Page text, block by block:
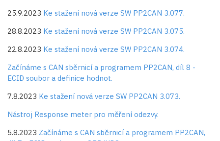
25.9.2023 Ke stažení nová verze SW PP2CAN 3.077.
28.8.2023 Ke stažení nová verze SW PP2CAN 3.075.
22.8.2023 Ke stažení nová verze SW PP2CAN 3.074.
Začínáme s CAN sběrnicí a programem PP2CAN, díl 8 -
ECID soubor a definice hodnot.
7.8.2023 Ke stažení nová verze SW PP2CAN 3.073.
Nástroj Response meter pro měření odezvy.
5.8.2023 Začínáme s CAN sběrnicí a programem PP2CAN,